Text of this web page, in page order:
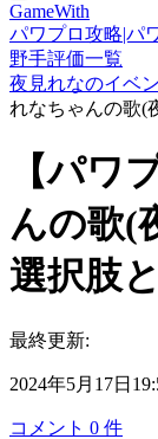
GameWith
パワプロ攻略|パ
野手評価一覧
夜見れなのイベ
れなちゃんの歌(
【パワ
んの歌(
選択肢
最終更新:
2024年5月17日
コメント 0 件